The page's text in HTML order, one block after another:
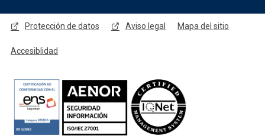
Menú legal
Protección de datos Aviso legal Mapa del sitio
Accesiblidad